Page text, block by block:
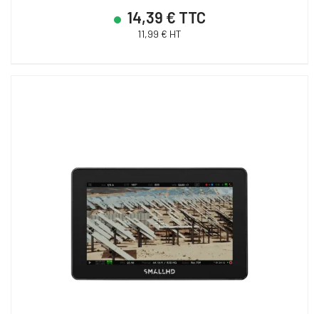
14,39 € TTC
11,99 € HT